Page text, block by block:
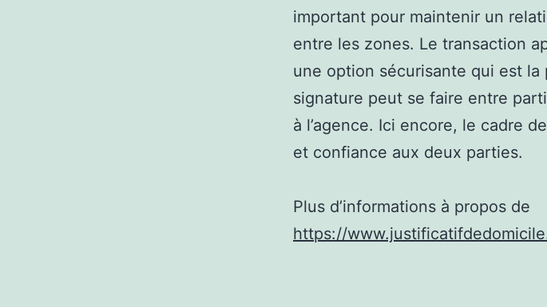
important pour maintenir un
entre les zones. Le transaction
une option sécurisante qui est
signature peut se faire entre
à l’agence. Ici encore, le cadre
et confiance aux deux parties.
Plus d’informations à propos de
https://